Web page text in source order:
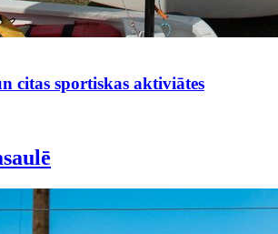
citas sportiskas aktiviātes